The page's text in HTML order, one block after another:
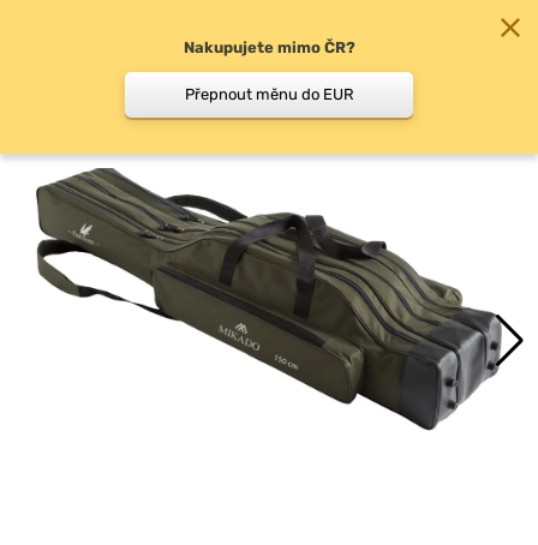
Pouzdra na pruty
Nakupujete mimo ČR?
Přepnout měnu do EUR